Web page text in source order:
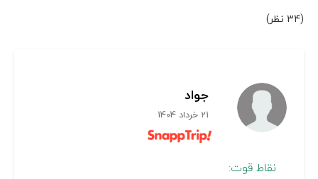
(34 نظر)
جواد
21 خرداد 1404
نقاط قوت: